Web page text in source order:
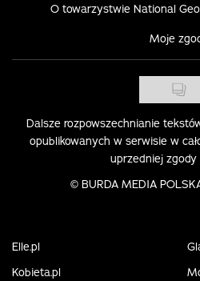
O towarzystwie National
Moje
Dalsze rozpowszechnianie
opublikowanych w serwisie w
uprzedniej zgody
© BURDA MEDIA
Elle.pl
Kobieta.pl